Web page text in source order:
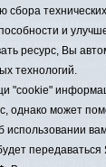
online /
АНО
вести".
Тел.: 8
номер Эл №
сбора
и
ресурс, Вы
технологий.
"cookie"
однако может
передаваться